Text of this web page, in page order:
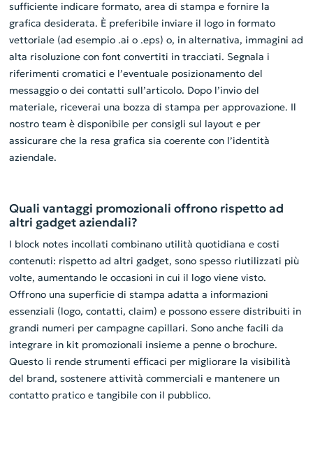
sufficiente indicare formato, area di stampa e fornire la
grafica desiderata. È preferibile inviare il logo in formato
vettoriale (ad esempio .ai o .eps) o, in alternativa, immagini ad
alta risoluzione con font convertiti in tracciati. Segnala i
riferimenti cromatici e l’eventuale posizionamento del
messaggio o dei contatti sull’articolo. Dopo l’invio del
materiale, riceverai una bozza di stampa per approvazione. Il
nostro team è disponibile per consigli sul layout e per
assicurare che la resa grafica sia coerente con l’identità
aziendale.
Quali vantaggi promozionali offrono rispetto ad
altri gadget aziendali?
I block notes incollati combinano utilità quotidiana e costi
contenuti: rispetto ad altri gadget, sono spesso riutilizzati più
volte, aumentando le occasioni in cui il logo viene visto.
Offrono una superficie di stampa adatta a informazioni
essenziali (logo, contatti, claim) e possono essere distribuiti in
grandi numeri per campagne capillari. Sono anche facili da
integrare in kit promozionali insieme a penne o brochure.
Questo li rende strumenti efficaci per migliorare la visibilità
del brand, sostenere attività commerciali e mantenere un
contatto pratico e tangibile con il pubblico.